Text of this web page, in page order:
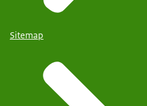
Sitemap